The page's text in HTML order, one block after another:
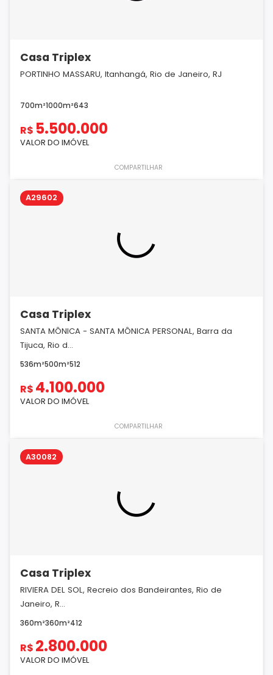
Casa Triplex
PORTINHO MASSARU, Itanhangá, Rio de Janeiro, RJ
700m²1000m²643
R$ 5.500.000
VALOR DO IMÓVEL
COMPARTILHAR
A29602
Casa Triplex
SANTA MÔNICA - SANTA MÔNICA PERSONAL, Barra da
Tijuca, Rio d...
536m²500m²512
R$ 4.100.000
VALOR DO IMÓVEL
COMPARTILHAR
A30082
Casa Triplex
RIVIERA DEL SOL, Recreio dos Bandeirantes, Rio de
Janeiro, R...
360m²360m²412
R$ 2.800.000
VALOR DO IMÓVEL